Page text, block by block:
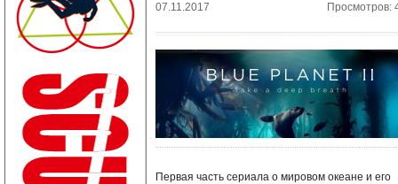
07.11.2017 Просмотров:
Первая часть сериала о мировом океане и его